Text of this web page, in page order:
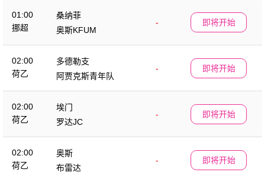
01:00
挪超
桑纳菲
-
奥斯KFUM
即将开始
02:00
荷乙
多德勒支
-
阿贾克斯青年队
即将开始
02:00
荷乙
埃门
-
罗达JC
即将开始
02:00
荷乙
奥斯
-
布雷达
即将开始